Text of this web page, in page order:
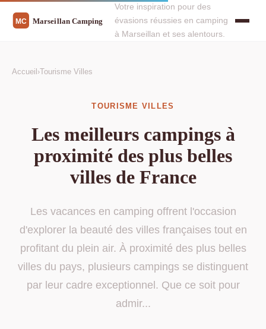
Votre inspiration pour des
évasions réussies en camping
à Marseillan et ses alentours.
Accueil ›Tourisme Villes
TOURISME VILLES
Les meilleurs campings à
proximité des plus belles
villes de France
Les vacances en camping offrent l'occasion
d'explorer la beauté des villes françaises tout en
profitant du plein air. À proximité des plus belles
villes du pays, plusieurs campings se distinguent
par leur cadre exceptionnel. Que ce soit pour
admir...